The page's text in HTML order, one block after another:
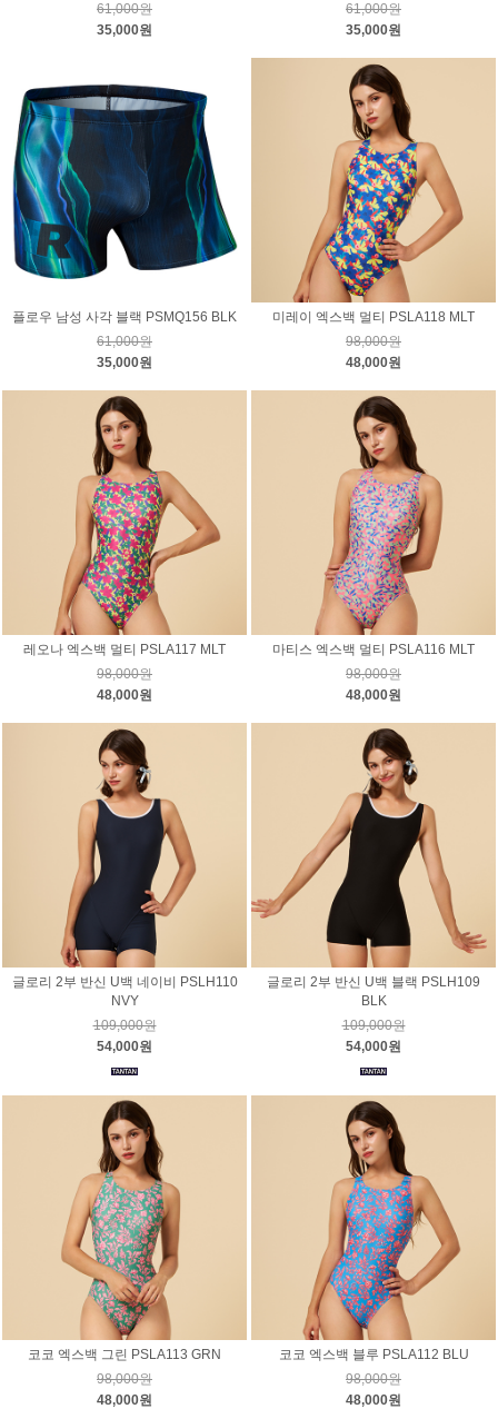
61,000원
35,000원
61,000원
35,000원
플로우 남성 사각 블랙 PSMQ156 BLK
61,000원
35,000원
미레이 엑스백 멀티 PSLA118 MLT
98,000원
48,000원
레오나 엑스백 멀티 PSLA117 MLT
98,000원
48,000원
마티스 엑스백 멀티 PSLA116 MLT
98,000원
48,000원
글로리 2부 반신 U백 네이비 PSLH110
NVY
109,000원
54,000원
글로리 2부 반신 U백 블랙 PSLH109
BLK
109,000원
54,000원
코코 엑스백 그린 PSLA113 GRN
98,000원
48,000원
코코 엑스백 블루 PSLA112 BLU
98,000원
48,000원